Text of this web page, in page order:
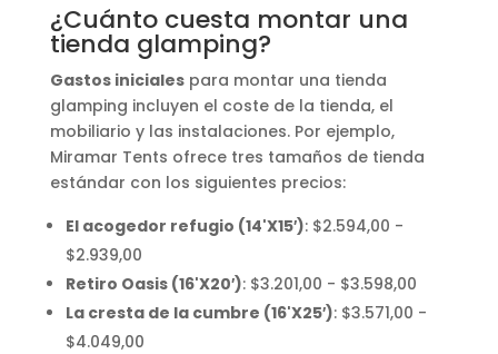
¿Cuánto cuesta montar una
tienda glamping?
Gastos inicialespara montar una tienda
glamping incluyen el coste de la tienda, el
mobiliario y las instalaciones. Por ejemplo,
Miramar Tents ofrece tres tamaños de tienda
estándar con los siguientes precios:
El acogedor refugio (14'X15′): $2.594,00 -
$2.939,00
Retiro Oasis (16'X20′): $3.201,00 - $3.598,00
La cresta de la cumbre (16'X25′): $3.571,00 -
$4.049,00